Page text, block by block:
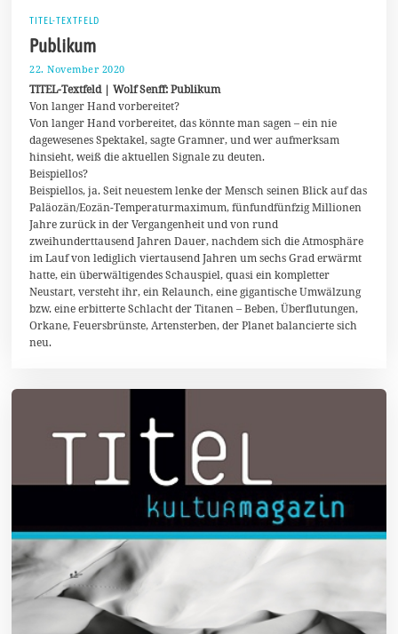
TITEL-TEXTFELD
Publikum
22. November 2020
5
.
N
o
v
e
m
e
2
0
2
0
TITEL-Textfeld | Wolf Senff: Publikum
Von langer Hand vorbereitet?
Von langer Hand vorbereitet, das könnte man sagen – ein nie
dagewesenes Spektakel, sagte Gramner, und wer aufmerksam
hinsieht, weiß die aktuellen Signale zu deuten.
Beispiellos?
Beispiellos, ja. Seit neuestem lenke der Mensch seinen Blick auf das
Paläozän/Eozän-Temperaturmaximum, fünfundfünfzig Millionen
Jahre zurück in der Vergangenheit und von rund
zweihunderttausend Jahren Dauer, nachdem sich die Atmosphäre
im Lauf von lediglich viertausend Jahren um sechs Grad erwärmt
hatte, ein überwältigendes Schauspiel, quasi ein kompletter
Neustart, versteht ihr, ein Relaunch, eine gigantische Umwälzung
bzw. eine erbitterte Schlacht der Titanen – Beben, Überflutungen,
Orkane, Feuersbrünste, Artensterben, der Planet balancierte sich
neu.